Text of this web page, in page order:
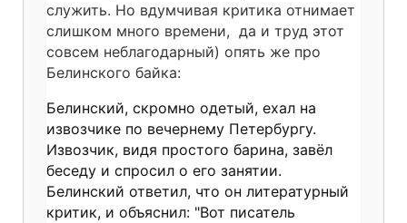
служить. Но вдумчивая критика отнимает
слишком много времени, да и труд этот
совсем неблагодарный) опять же про
Белинского байка:
Белинский, скромно одетый, ехал на
извозчике по вечернему Петербургу.
Извозчик, видя простого барина, завёл
беседу и спросил о его занятии.
Белинский ответил, что он литературный
критик, и объяснил: "Вот писатель